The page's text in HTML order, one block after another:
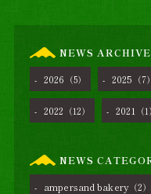
NEWS ARCHIVE
2026 （5） 2025 （7）
2022 （12） 2021 （1）
NEWS
ampersand bakery（2）